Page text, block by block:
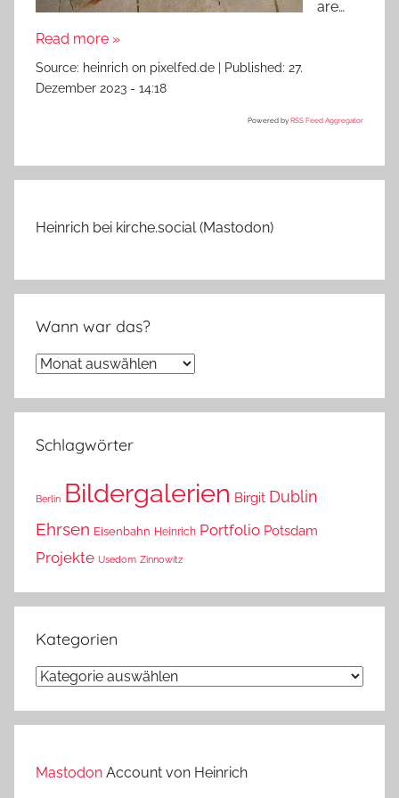
are…
Read more »
Source: heinrich on pixelfed.de Published: 27.
Dezember 2023 - 14:18
Powered by RSS Feed Aggregator
Heinrich bei kirche.social (Mastodon)
Wann war das?
Wann
das?
Schlagwörter
Berlin Bildergalerien Birgit Dublin
Ehrsen Eisenbahn Heinrich Portfolio Potsdam
Projekte Usedom Zinnowitz
Kategorien
Kategorien
Mastodon Account von Heinrich